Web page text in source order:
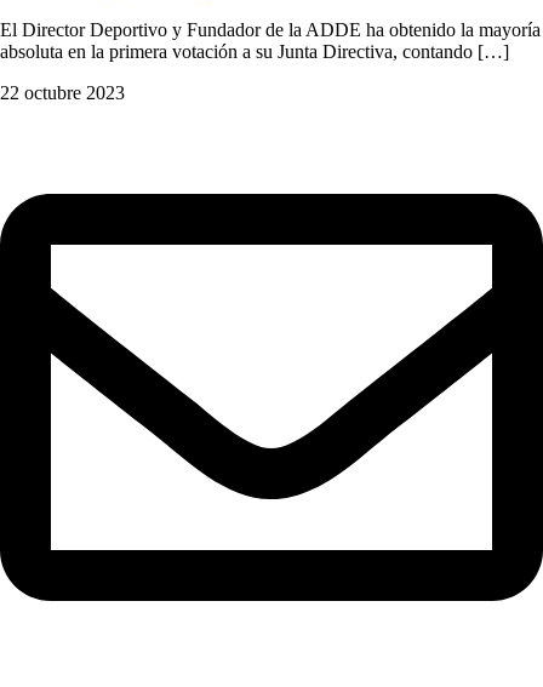
El Director Deportivo y Fundador de la ADDE ha obtenido la mayoría
absoluta en la primera votación a su Junta Directiva, contando […]
22 octubre 2023